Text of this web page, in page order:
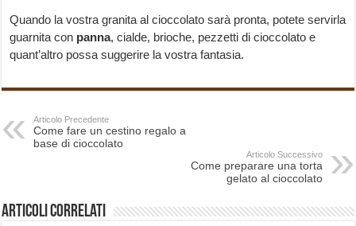
Quando la vostra granita al cioccolato sarà pronta, potete servirla
guarnita con panna, cialde, brioche, pezzetti di cioccolato e
quant’altro possa suggerire la vostra fantasia.
Articolo Precedente
Come fare un cestino regalo a
base di cioccolato
Articolo Successivo
Come preparare una torta
gelato al cioccolato
Articoli correlati